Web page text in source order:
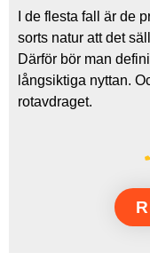
I de flesta fall är de
sorts natur att det
Därför bör man
långsiktiga nyttan.
rotavdraget.